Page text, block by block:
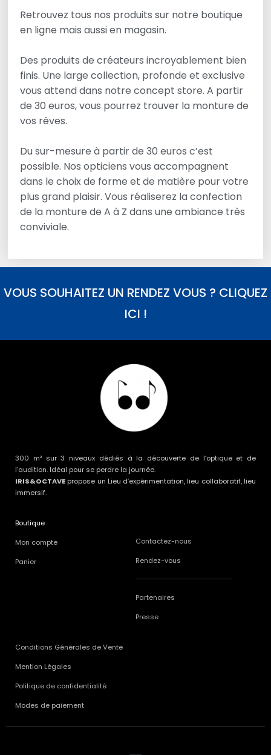
Retrouvez tous nos produits sur notre boutique
en ligne mais aussi en magasin.
Des produits de créateurs incroyablement bien
finis. Une large collection, profonde et exclusive
vous attend dans notre concept store. A partir
de 30 euros, vous pourrez trouver la monture de
vos rêves.
Du sur-mesure à partir de 30 euros c’est
possible. Nos opticiens vous accompagnent
dans le choix de forme et de matière pour votre
plus grand plaisir. Vous réaliserez la confection
de la monture de A à Z dans une ambiance très
conviviale.
VOUS SOUHAITEZ UN RENDEZ VOUS ? CLIQUEZ
ICI !
300 m² sur 3 niveaux dédiés à la découverte de l’optique et de
l’audition. Idéal pour se perdre la journée.
IRIS&OCTAVE propose un Lieu d’expérimentation, lieu collaboratif, lieu
immersif.
Boutique
Mon compte
Panier
Contactez-nous
Rendez-vous
Partenaires
Presse
Conditions Générales de Vente
Mention Légales
Politique de confidentialité
Modes de paiement